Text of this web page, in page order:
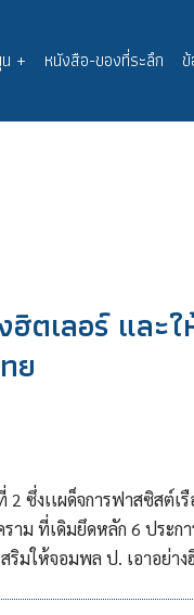
+ หนังสือ-ของที่ระลึก
ตเลอร์ และ
ย
ซึ่งเเผด็จการฟาสซิสต์เ
ม ที่เดิมยึดหลัก 6 ประก
มให้จอมพล ป. เอาอย่าง